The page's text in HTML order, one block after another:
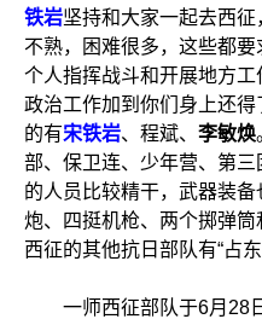
铁岩坚持和大家一起去西
不熟，困难很多，这些都
个人指挥战斗和开展地方
政治工作加到你们身上还得
的有宋铁岩、程斌、 李敏焕
部、保卫连、少年营、第
的人员比较精干，武器装
炮、四挺机枪、两个掷弹
西征的其他抗日部队有“占东
一师西征部队于6月28日